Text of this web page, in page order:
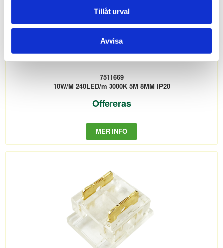
Tillåt urval
Avvisa
7511669
10W/M 240LED/m 3000K 5M 8MM IP20
Offereras
MER INFO